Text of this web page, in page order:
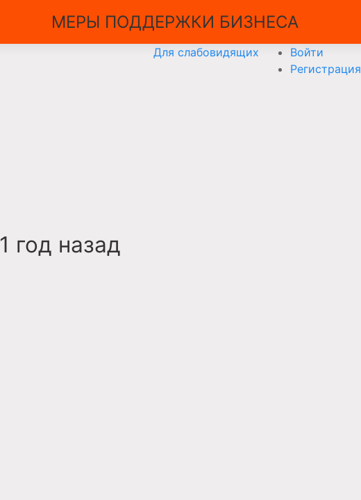
МЕРЫ ПОДДЕРЖКИ БИЗНЕСА
Для слабовидящих
Войти
Регистрация
1 год назад